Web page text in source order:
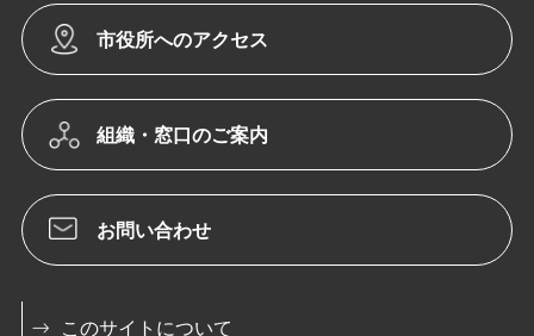
市役所へのアクセス
組織・窓口のご案内
お問い合わせ
このサイトについて